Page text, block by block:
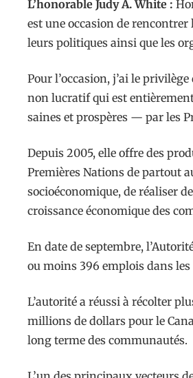
L’honorable Judy A. White :
est une occasion de rencontrer
leurs politiques ainsi que les
Pour l’occasion, j’ai le
non lucratif qui est
saines et prospères — par les
Depuis 2005, elle offre des
Premières Nations de partout
socioéconomique, de réaliser
croissance économique des
En date de septembre,
ou moins 396 emplois dans
L’autorité a réussi à récolter
millions de dollars pour le
long terme des communautés.